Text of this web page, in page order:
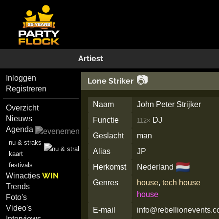
Artiest
Inloggen
Registreren
Overzicht
Nieuws
Agenda
nu & straks
kaart
festivals
WinactiesWIN
Trends
Foto's
Video's
Lone Striker 📷
Naam
John Peter Strijker
Functie
112× DJ
Geslacht
man
Alias
JP
Herkomst
Nederland 🇳🇱
Genres house,tech house
house
E-mail